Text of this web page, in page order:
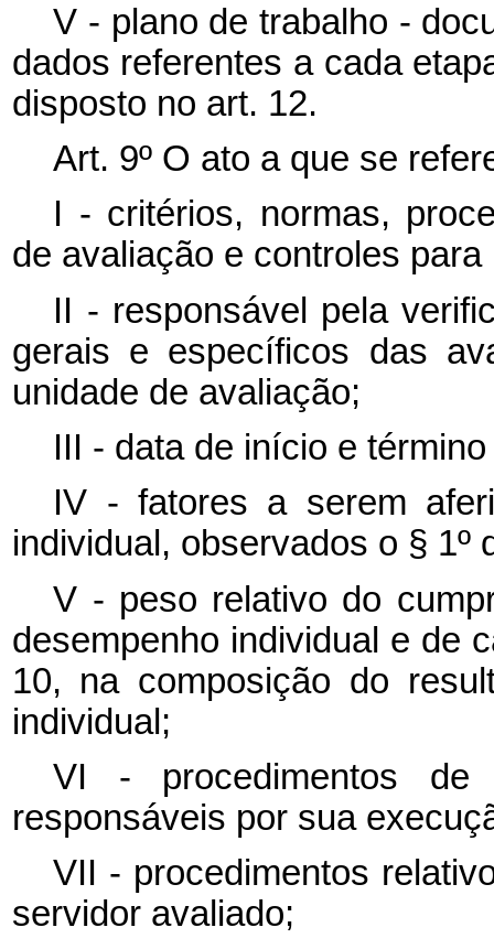
V - plano de trabalho -
dados referentes a cada
disposto no art. 12.
Art. 9º O ato a que se
I - critérios, normas,
de avaliação e controles
II - responsável pela
gerais e específicos das
unidade de avaliação;
III - data de início e
IV - fatores a serem
individual, observados o § 1º
V - peso relativo do
desempenho individual e de
10, na composição do
individual;
VI - procedimentos
responsáveis por sua
VII - procedimentos
servidor avaliado;